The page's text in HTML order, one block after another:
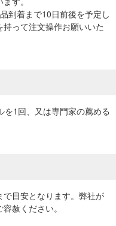
到着まで10日前後を予定し
って注文操作お願いいた
1回、又は専門家の薦める
目安となります。弊社が
赦ください。